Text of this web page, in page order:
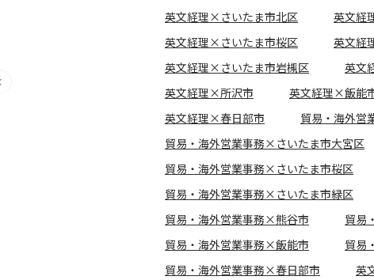
英文経理×さいたま市北区
英文経
英文経理×さいたま市桜区
英文経
英文経理×さいたま市岩槻区
英文
英文経理×所沢市
英文経理×飯能
英文経理×春日部市
貿易・海外営
貿易・海外営業事務×さいたま市大宮区
貿易・海外営業事務×さいたま市桜区
貿易・海外営業事務×さいたま市緑区
貿易・海外営業事務×熊谷市
貿易
貿易・海外営業事務×飯能市
貿易
貿易・海外営業事務×春日部市
英